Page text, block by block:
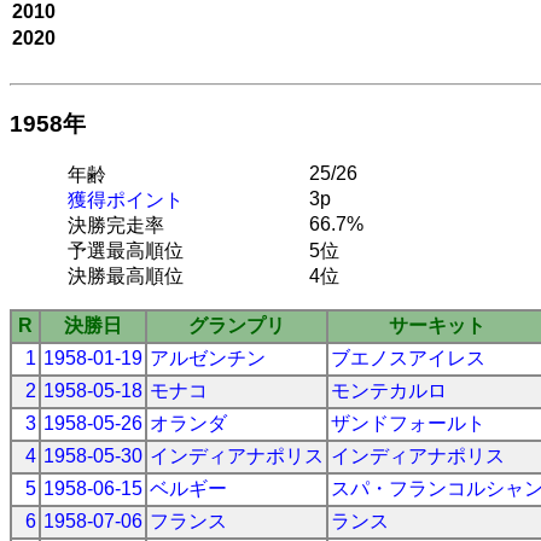
2010
2020
1958年
年齢
25/26
獲得ポイント
3p
決勝完走率
66.7%
予選最高順位
5位
決勝最高順位
4位
R 決勝日 グランプリ
サーキット
1 1958-01-19 アルゼンチン
ブエノスアイレス
2 1958-05-18 モナコ
モンテカルロ
3 1958-05-26 オランダ
ザンドフォールト
4 1958-05-30 インディアナポリス インディアナポリス
5 1958-06-15 ベルギー
スパ・フランコルシャ
6 1958-07-06 フランス
ランス